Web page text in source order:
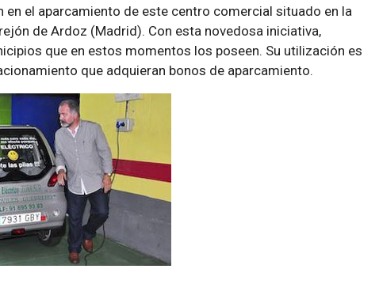
en el aparcamiento de este centro comercial situado en la
de Ardoz (Madrid). Con esta novedosa iniciativa,
que en estos momentos los poseen. Su utilización es
que adquieran bonos de aparcamiento.